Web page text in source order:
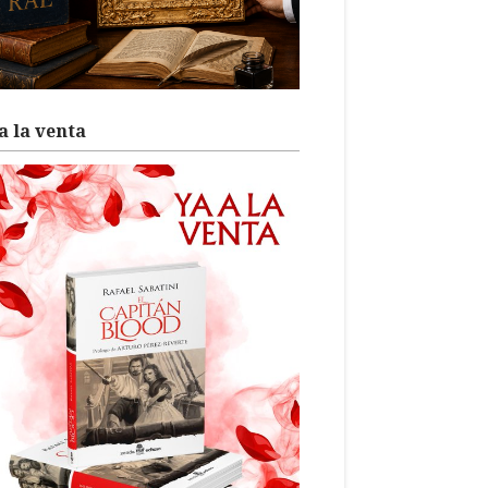
la venta